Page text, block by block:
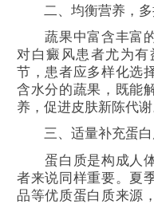
二、均衡营养，多
蔬果中富含丰富的
对白癜风患者尤为
节，患者应多样化选
含水分的蔬果，既能
养，促进皮肤新陈代谢
三、适量补充蛋白
蛋白质是构成人体
者来说同样重要。夏
品等优质蛋白质来源